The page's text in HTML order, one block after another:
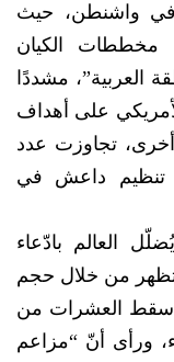
في واشنطن، حيث
مخططات الكيان
العربية”، مشددًا
على أهداف
تجاوزت عدد
تنظيم داعش في
العالم بادّعاء
تظهر من خلال حجم
سقط العشرات من
ورأى أنّ “مزاعم